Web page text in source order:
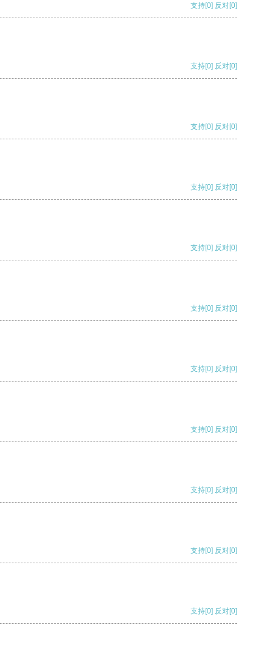
支持[0] 反对[0]
支持[0] 反对[0]
支持[0] 反对[0]
支持[0] 反对[0]
支持[0] 反对[0]
支持[0] 反对[0]
支持[0] 反对[0]
支持[0] 反对[0]
支持[0] 反对[0]
支持[0] 反对[0]
支持[0] 反对[0]